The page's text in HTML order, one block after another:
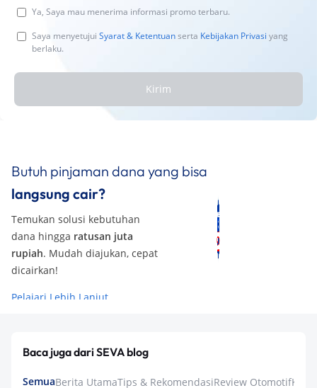
Ya, Saya mau menerima informasi promo terbaru.
Saya menyetujui Syarat & Ketentuanserta Kebijakan Privasi yang
berlaku.
Kirim
Butuh pinjaman dana yang bisa
langsung cair?
Temukan solusi kebutuhan
dana hingga ratusan juta
rupiah. Mudah diajukan, cepat
dicairkan!
Pelajari Lebih Lanjut
Baca juga dari SEVA blog
SemuaBerita UtamaTips & RekomendasiReview Otomotif